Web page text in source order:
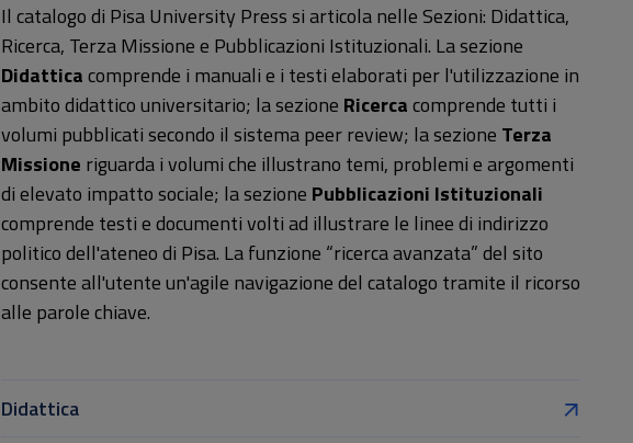
Il catalogo di Pisa University Press si articola nelle Sezioni: Didattica,
Ricerca, Terza Missione e Pubblicazioni Istituzionali. La sezione
Didatticacomprende i manuali e i testi elaborati per l'utilizzazione in
ambito didattico universitario; la sezione Ricercacomprende tutti i
volumi pubblicati secondo il sistema peer review; la sezione Terza
Missione riguarda i volumi che illustrano temi, problemi e argomenti
di elevato impatto sociale; la sezione Pubblicazioni Istituzionali
comprende testi e documenti volti ad illustrare le linee di indirizzo
politico dell'ateneo di Pisa. La funzione “ricerca avanzata” del sito
consente all'utente un'agile navigazione del catalogo tramite il ricorso
alle parole chiave.
Didattica